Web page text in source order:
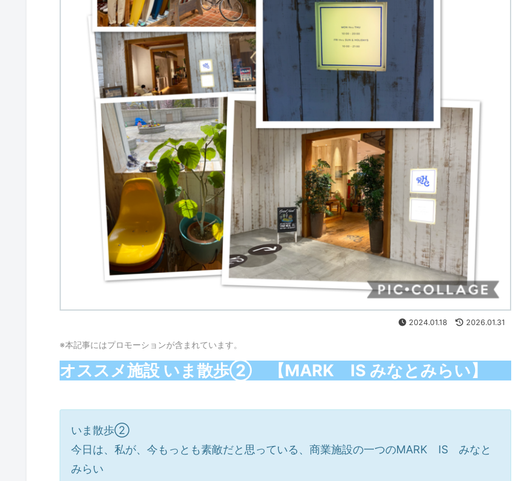
2024.01.18 2026.01.31
※本記事にはプロモーションが含まれています。
オススメ施設 いま散歩② 【MARK IS みなとみらい】
いま散歩②
今日は、私が、今もっとも素敵だと思っている、商業施設の一つのMARK IS みなと
みらい